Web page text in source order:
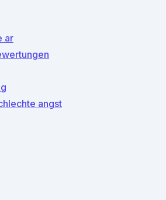
ar
angst